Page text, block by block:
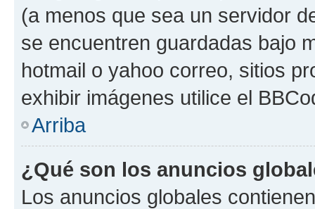
(a menos que sea un servidor
se encuentren guardadas bajo
hotmail o yahoo correo, sitios
exhibir imágenes utilice el
Arriba
¿Qué son los anuncios
Los anuncios globales